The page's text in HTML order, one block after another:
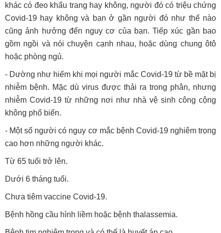
khác có đeo khẩu trang hay không, người đó có triệu chứng
Covid-19 hay không và bạn ở gần người đó như thế nào
cũng ảnh hưởng đến nguy cơ của bạn. Tiếp xúc gần bao
gồm ngồi và nói chuyện cạnh nhau, hoặc dùng chung ôtô
hoặc phòng ngủ.
- Dường như hiếm khi mọi người mắc Covid-19 từ bề mặt bị
nhiễm bệnh. Mặc dù virus được thải ra trong phân, nhưng
nhiễm Covid-19 từ những nơi như nhà vệ sinh công cộng
không phổ biến.
- Một số người có nguy cơ mắc bệnh Covid-19 nghiêm trọng
cao hơn những người khác.
Từ 65 tuổi trở lên.
Dưới 6 tháng tuổi.
Chưa tiêm vaccine Covid-19.
Bệnh hồng cầu hình liềm hoặc bệnh thalassemia.